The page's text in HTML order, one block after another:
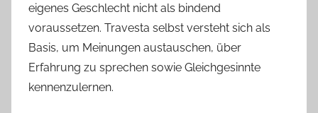
eigenes Geschlecht nicht als bindend
voraussetzen. Travesta selbst versteht sich als
Basis, um Meinungen austauschen, über
Erfahrung zu sprechen sowie Gleichgesinnte
kennenzulernen.